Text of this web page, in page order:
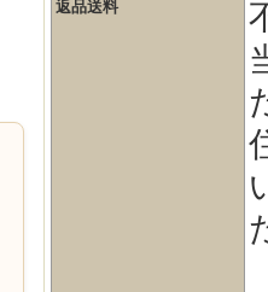
返品送料